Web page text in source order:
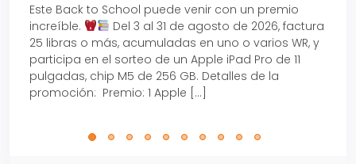
Este Back to School puede venir con un premio
increíble.
Del 3 al 31 de agosto de 2026, factura
25 libras o más, acumuladas en uno o varios WR, y
participa en el sorteo de un Apple iPad Pro de 11
pulgadas, chip M5 de 256 GB. Detalles de la
promoción: Premio: 1 Apple […]